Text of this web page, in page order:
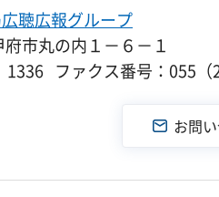
聴広報グループ
市丸の内１－６－１
1336 ファクス番号：055（